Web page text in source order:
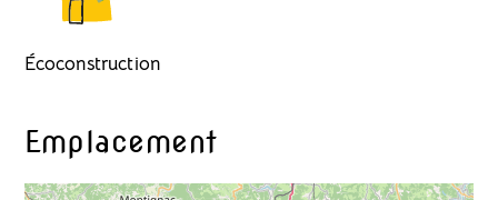
Écoconstruction
Emplacement